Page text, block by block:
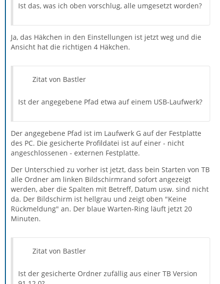
Ist das, was ich oben vorschlug, alle umgesetzt worden?
Ja, das Häkchen in den Einstellungen ist jetzt weg und die
Ansicht hat die richtigen 4 Häkchen.
Zitat von Bastler
Ist der angegebene Pfad etwa auf einem USB-Laufwerk?
Der angegebene Pfad ist im Laufwerk G auf der Festplatte
des PC. Die gesicherte Profildatei ist auf einer - nicht
angeschlossenen - externen Festplatte.
Der Unterschied zu vorher ist jetzt, dass bein Starten von TB
alle Ordner am linken Bildschirmrand sofort angezeigt
werden, aber die Spalten mit Betreff, Datum usw. sind nicht
da. Der Bildschirm ist hellgrau und zeigt oben "Keine
Rückmeldung" an. Der blaue Warten-Ring läuft jetzt 20
Minuten.
Zitat von Bastler
Ist der gesicherte Ordner zufällig aus einer TB Version